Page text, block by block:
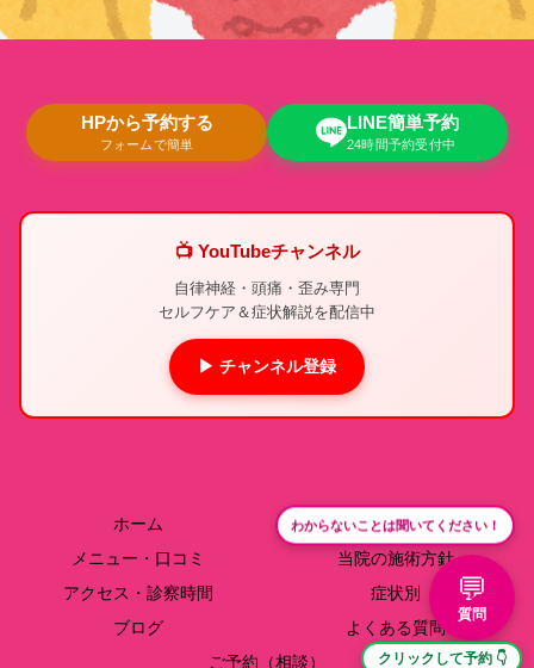
HPから予約する
フォームで簡単
LINE簡単予約
24時間予約受付中
📺 YouTubeチャンネル
自律神経・頭痛・歪み専門
セルフケア＆症状解説を配信中
▶ チャンネル登録
ホーム
院長紹介
メニュー・口コミ
当院の施術方針
アクセス・診察時間
症状別
ブログ
よくある質問
ご予約（相談）
わからないことは聞いてください！
💬
質問
クリックして予約 👇